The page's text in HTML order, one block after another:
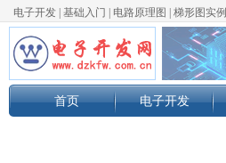
电子开发 基础入门 电路原理图 梯形图实例
首页 电子开发